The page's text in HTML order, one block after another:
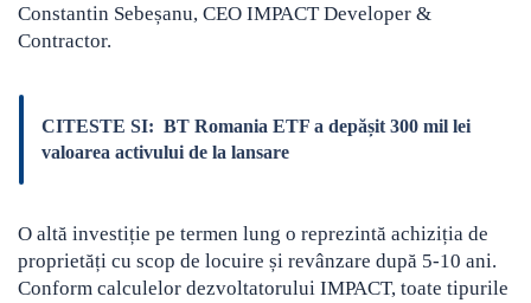
Constantin Sebeșanu, CEO IMPACT Developer &
Contractor.
CITESTE SI: BT Romania ETF a depășit 300 mil lei
valoarea activului de la lansare
O altă investiție pe termen lung o reprezintă achiziția de
proprietăți cu scop de locuire și revânzare după 5-10 ani.
Conform calculelor dezvoltatorului IMPACT, toate tipurile